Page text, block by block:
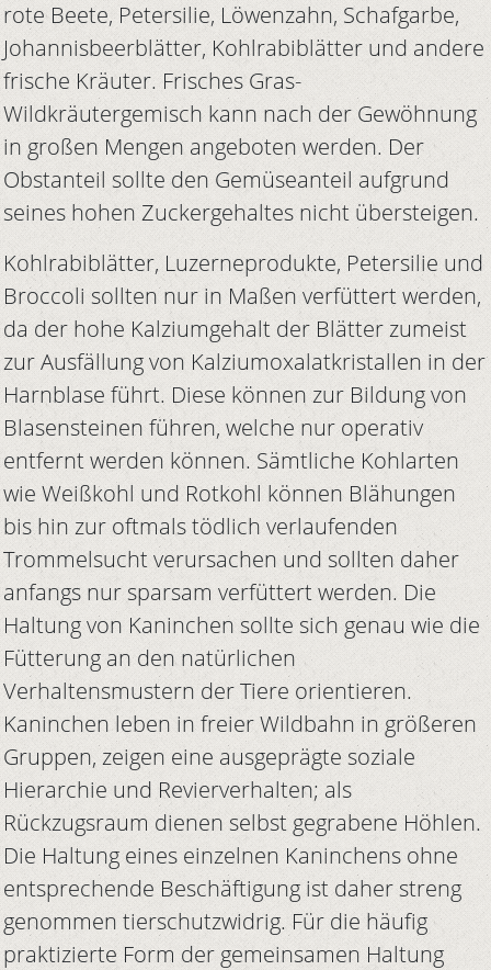
rote Beete, Petersilie, Löwenzahn, Schafgarbe,
Johannisbeerblätter, Kohlrabiblätter und andere
frische Kräuter. Frisches Gras-
Wildkräutergemisch kann nach der Gewöhnung
in großen Mengen angeboten werden. Der
Obstanteil sollte den Gemüseanteil aufgrund
seines hohen Zuckergehaltes nicht übersteigen.
Kohlrabiblätter, Luzerneprodukte, Petersilie und
Broccoli sollten nur in Maßen verfüttert werden,
da der hohe Kalziumgehalt der Blätter zumeist
zur Ausfällung von Kalziumoxalatkristallen in der
Harnblase führt. Diese können zur Bildung von
Blasensteinen führen, welche nur operativ
entfernt werden können. Sämtliche Kohlarten
wie Weißkohl und Rotkohl können Blähungen
bis hin zur oftmals tödlich verlaufenden
Trommelsucht verursachen und sollten daher
anfangs nur sparsam verfüttert werden. Die
Haltung von Kaninchen sollte sich genau wie die
Fütterung an den natürlichen
Verhaltensmustern der Tiere orientieren.
Kaninchen leben in freier Wildbahn in größeren
Gruppen, zeigen eine ausgeprägte soziale
Hierarchie und Revierverhalten; als
Rückzugsraum dienen selbst gegrabene Höhlen.
Die Haltung eines einzelnen Kaninchens ohne
entsprechende Beschäftigung ist daher streng
genommen tierschutzwidrig. Für die häufig
praktizierte Form der gemeinsamen Haltung